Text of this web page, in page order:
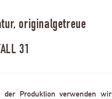
originalgetreue
31
der Produktion verwenden wir